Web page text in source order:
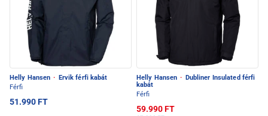
Helly Hansen ·
Ervik férfi kabát
Férfi
51.990 FT
Helly Hansen ·
Dubliner Insulated férfi
kabát
Férfi
59.990 FT